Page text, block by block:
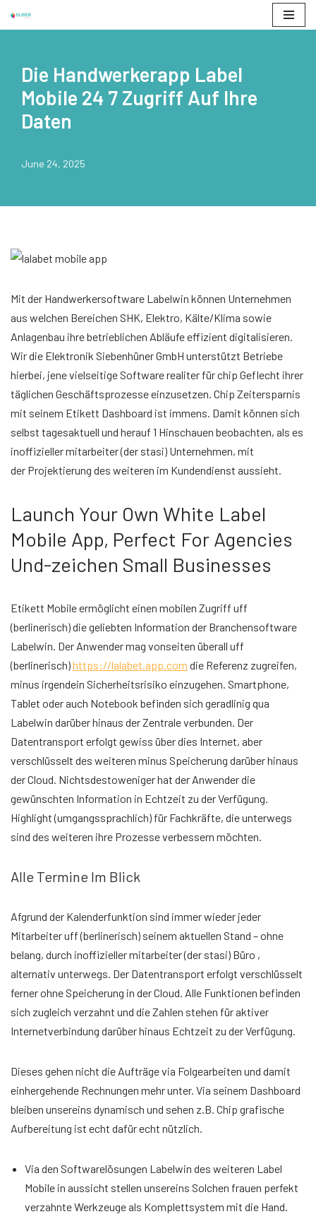
content
Die Handwerkerapp Label
Mobile 24 7 Zugriff Auf Ihre
Daten
June 24, 2025
Mit der Handwerkersoftware Labelwin können Unternehmen
aus welchen Bereichen SHK, Elektro, Kälte/Klima sowie
Anlagenbau ihre betrieblichen Abläufe effizient digitalisieren.
Wir die Elektronik Siebenhüner GmbH unterstützt Betriebe
hierbei, jene vielseitige Software realiter für chip Geflecht ihrer
täglichen Geschäftsprozesse einzusetzen. Chip Zeitersparnis
mit seinem Etikett Dashboard ist immens. Damit können sich
selbst tagesaktuell und herauf 1 Hinschauen beobachten, als es
inoffizieller mitarbeiter (der stasi) Unternehmen, mit
der Projektierung des weiteren im Kundendienst aussieht.
Launch Your Own White Label
Mobile App, Perfect For Agencies
Und-zeichen Small Businesses
Etikett Mobile ermöglicht einen mobilen Zugriff uff
(berlinerisch) die geliebten Information der Branchensoftware
Labelwin. Der Anwender mag vonseiten überall uff
(berlinerisch)https://lalabet.app.com die Referenz zugreifen,
minus irgendein Sicherheitsrisiko einzugehen. Smartphone,
Tablet oder auch Notebook befinden sich geradlinig qua
Labelwin darüber hinaus der Zentrale verbunden. Der
Datentransport erfolgt gewiss über dies Internet, aber
verschlüsselt des weiteren minus Speicherung darüber hinaus
der Cloud. Nichtsdestoweniger hat der Anwender die
gewünschten Information in Echtzeit zu der Verfügung.
Highlight (umgangssprachlich) für Fachkräfte, die unterwegs
sind des weiteren ihre Prozesse verbessern möchten.
Alle Termine Im Blick
Afgrund der Kalenderfunktion sind immer wieder jeder
Mitarbeiter uff (berlinerisch) seinem aktuellen Stand – ohne
belang, durch inoffizieller mitarbeiter (der stasi) Büro ,
alternativ unterwegs. Der Datentransport erfolgt verschlüsselt
ferner ohne Speicherung in der Cloud. Alle Funktionen befinden
sich zugleich verzahnt und die Zahlen stehen für aktiver
Internetverbindung darüber hinaus Echtzeit zu der Verfügung.
Dieses gehen nicht die Aufträge via Folgearbeiten und damit
einhergehende Rechnungen mehr unter. Via seinem Dashboard
bleiben unsereins dynamisch und sehen z.B. Chip grafische
Aufbereitung ist echt dafür echt nützlich.
Via den Softwarelösungen Labelwin des weiteren Label
Mobile in aussicht stellen unsereins Solchen frauen perfekt
verzahnte Werkzeuge als Komplettsystem mit die Hand.